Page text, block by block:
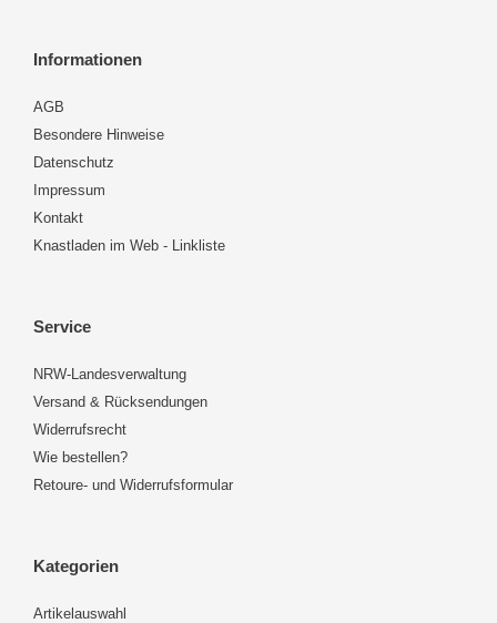
Informationen
AGB
Besondere Hinweise
Datenschutz
Impressum
Kontakt
Knastladen im Web - Linkliste
Service
NRW-Landesverwaltung
Versand & Rücksendungen
Widerrufsrecht
Wie bestellen?
Retoure- und Widerrufsformular
Kategorien
Artikelauswahl